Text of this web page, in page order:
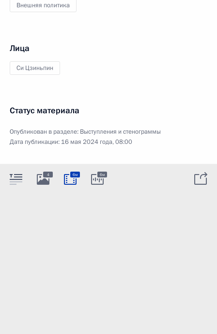
Внешняя политика
Лица
Си Цзиньпин
Статус материала
Опубликован в разделе: Выступления и стенограммы
Дата публикации: 16 мая 2024 года, 08:00
4 6м 6м